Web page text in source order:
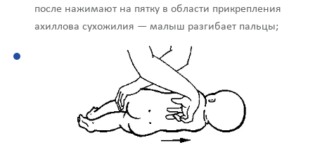
после нажимают на пятку в области прикрепления
ахиллова сухожилия — малыш разгибает пальцы;